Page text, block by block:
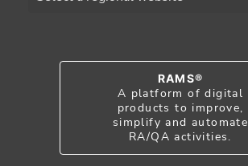
RAMS®
A platform of digital
products to improve,
simplify and automate
RA/QA activities.